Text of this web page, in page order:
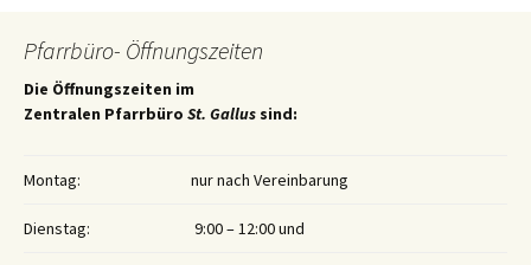
Pfarrbüro- Öffnungszeiten
Die Öffnungszeiten im
Zentralen Pfarrbüro St. Gallus sind:
Montag: nur nach Vereinbarung
Dienstag: 9:00 – 12:00 und